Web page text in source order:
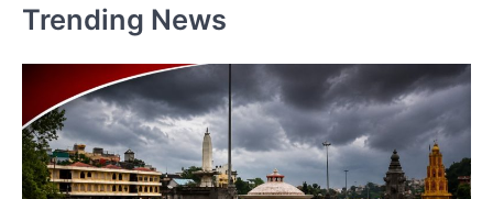
Trending News